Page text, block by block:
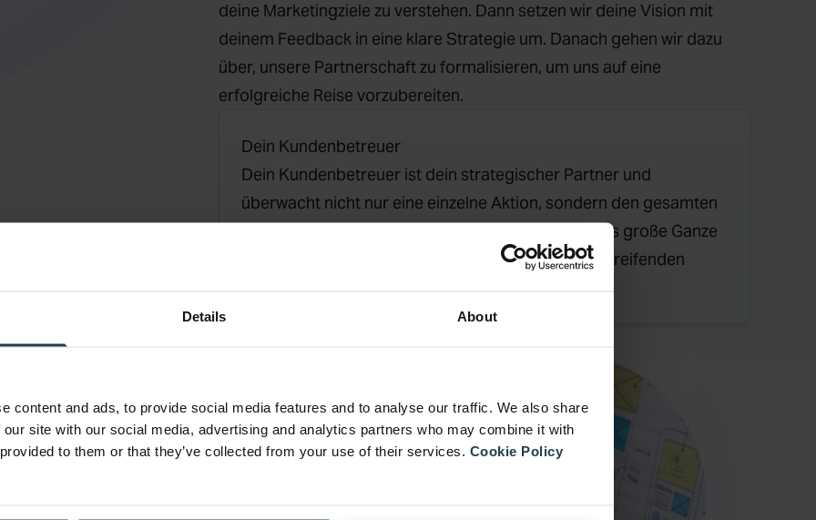
Details About
content and ads, to provide social media features and to analyse our traffic. We also share
site with our social media, advertising and analytics partners who may combine it with
to them or that they’ve collected from your use of their services. Cookie Policy
deine Marketingziele zu verstehen. Dann setzen wir deine Vision mit
deinem Feedback in eine klare Strategie um. Danach gehen wir dazu
über, unsere Partnerschaft zu formalisieren, um uns auf eine
erfolgreiche Reise vorzubereiten.
Dein Kundenbetreuer
Dein Kundenbetreuer ist dein strategischer Partner und
überwacht nicht nur eine einzelne Aktion, sondern den gesamten
Umfang deiner Partnerschaft mit uns. Er behält das große Ganze
im Blick und stimmt die Strategien auf deine übergreifenden